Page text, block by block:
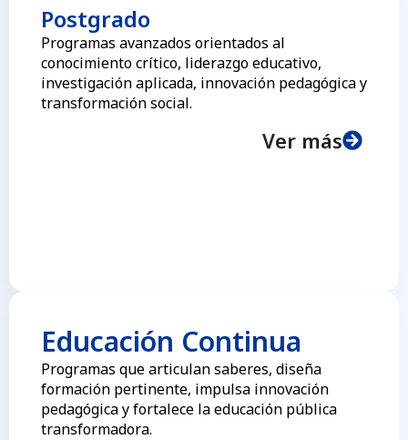
Postgrado
Programas avanzados orientados al
conocimiento crítico, liderazgo educativo,
investigación aplicada, innovación pedagógica y
transformación social.
Ver más
Educación Continua
Programas que articulan saberes, diseña
formación pertinente, impulsa innovación
pedagógica y fortalece la educación pública
transformadora.